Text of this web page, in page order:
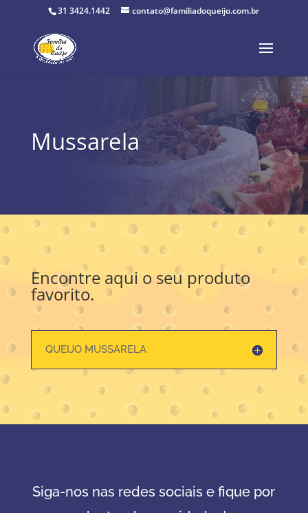
31 3424.1442 contato@familiadoqueijo.com.br
Mussarela
Encontre aqui o seu produto
favorito.
QUEIJO MUSSARELA
Siga-nos nas redes sociais e fique por